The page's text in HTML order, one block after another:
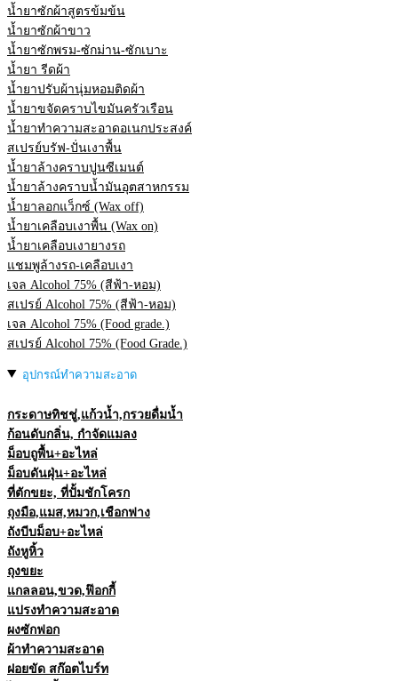
น้ำยาซักผ้าสูตรข้มข้น
น้ำยาซักผ้าขาว
น้ำยาซักพรม-ซักม่าน-ซักเบาะ
น้ำยา รีดผ้า
น้ำยาปรับผ้านุ่มหอมติดผ้า
น้ำยาขจัดคราบไขมันครัวเรือน
น้ำยาทำความสะอาดอเนกประสงค์
สเปรย์บรัฟ-ปั่นเงาพื้น
น้ำยาล้างคราบปูนซีเมนต์
น้ำยาล้างคราบน้ำมันอุตสาหกรรม
น้ำยาลอกแว็กซ์ (Wax off)
น้ำยาเคลือบเงาพื้น (Wax on)
น้ำยาเคลือบเงายางรถ
แชมพูล้างรถ-เคลือบเงา
เจล Alcohol 75% (สีฟ้า-หอม)
สเปรย์ Alcohol 75% (สีฟ้า-หอม)
เจล Alcohol 75% (Food grade.)
สเปรย์ Alcohol 75% (Food Grade.)
อุปกรณ์ทำความสะอาด
กระดาษทิชชู่,แก้วน้ำ,กรวยดื่มน้ำ
ก้อนดับกลิ่น, กำจัดแมลง
ม็อบถูพื้น+อะไหล่
ม็อบดันฝุ่น+อะไหล่
ที่ตักขยะ, ที่ปั้มชักโครก
ถุงมือ,แมส,หมวก,เชือกฟาง
ถังบีบม็อบ+อะไหล่
ถังหูหิ้ว
ถุงขยะ
แกลลอน,ขวด,ฟ๊อกกี้
แปรงทำความสะอาด
ผงซักฟอก
ผ้าทำความสะอาด
ฝอยขัด สก๊อตไบร์ท